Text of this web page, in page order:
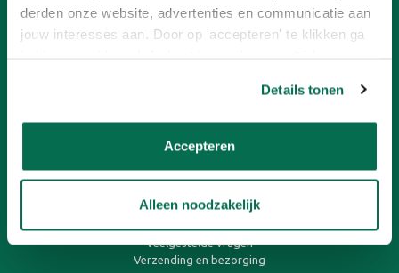
derden onze website, advertenties en communicatie aan
jouw interesses aan. Door op 'accepteren' te klikken ga
Details tonen
Accepteren
Alleen noodzakelijk
Ons team
Nieuwsbrief
KLANTENSERVICE
Onlineverf.be Zakelijk
Retourneren
Veelgestelde vragen
Verzending en bezorging